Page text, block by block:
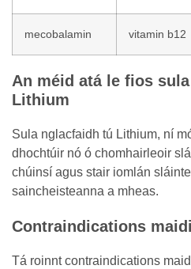
mecobalamin vitamin b12
An méid atá le fios
Lithium
Sula nglacfaidh tú Lithium, ní
dhochtúir nó ó chomhairleoir
chúinsí agus stair iomlán
saincheisteanna a mheas.
Contraindications
Tá roinnt contraindications